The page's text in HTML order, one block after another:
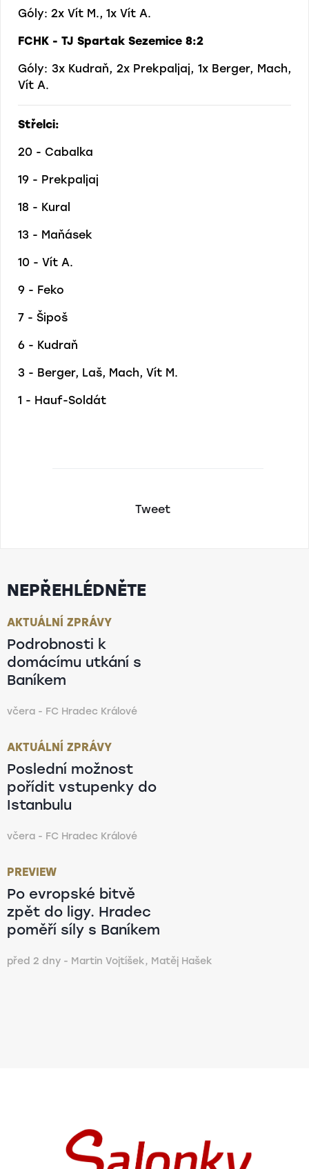
Góly: 2x Vít M., 1x Vít A.
FCHK - TJ Spartak Sezemice 8:2
Góly: 3x Kudraň, 2x Prekpaljaj, 1x Berger, Mach,
Vít A.
Střelci:
20 - Cabalka
19 - Prekpaljaj
18 - Kural
13 - Maňásek
10 - Vít A.
9 - Feko
7 - Šipoš
6 - Kudraň
3 - Berger, Laš, Mach, Vít M.
1 - Hauf-Soldát
Tweet
NEPŘEHLÉDNĚTE
AKTUÁLNÍ ZPRÁVY
Podrobnosti k
domácímu utkání s
Baníkem
včera - FC Hradec Králové
AKTUÁLNÍ ZPRÁVY
Poslední možnost
pořídit vstupenky do
Istanbulu
včera - FC Hradec Králové
PREVIEW
Po evropské bitvě
zpět do ligy. Hradec
poměří síly s Baníkem
před 2 dny - Martin Vojtíšek, Matěj Hašek